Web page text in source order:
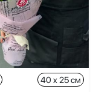
40 x 25 см